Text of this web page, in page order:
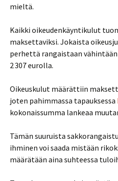
mieltä.
Kaikki oikeudenkäyntikulut
maksettaviksi. Jokaista
perhettä rangaistaan
2 307 eurolla.
Oikeuskulut määrättiin
joten pahimmassa tapauksessa
kokonaissumma lankeaa
Tämän suuruista
ihminen voi saada mistään
määrätään aina suhteessa